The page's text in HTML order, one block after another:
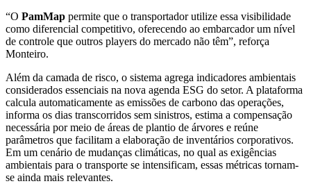
“O PamMap permite que o transportador utilize essa visibilidade
como diferencial competitivo, oferecendo ao embarcador um nível
de controle que outros players do mercado não têm”, reforça
Monteiro.
Além da camada de risco, o sistema agrega indicadores ambientais
considerados essenciais na nova agenda ESG do setor. A plataforma
calcula automaticamente as emissões de carbono das operações,
informa os dias transcorridos sem sinistros, estima a compensação
necessária por meio de áreas de plantio de árvores e reúne
parâmetros que facilitam a elaboração de inventários corporativos.
Em um cenário de mudanças climáticas, no qual as exigências
ambientais para o transporte se intensificam, essas métricas tornam-
se ainda mais relevantes.